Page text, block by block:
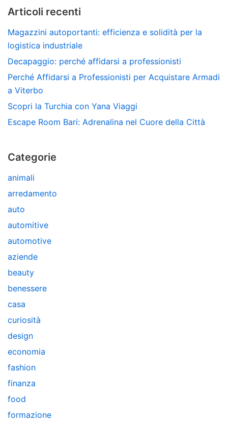
Articoli recenti
Magazzini autoportanti: efficienza e solidità per la
logistica industriale
Decapaggio: perché affidarsi a professionisti
Perché Affidarsi a Professionisti per Acquistare Armadi
a Viterbo
Scopri la Turchia con Yana Viaggi
Escape Room Bari: Adrenalina nel Cuore della Città
Categorie
animali
arredamento
auto
automitive
automotive
aziende
beauty
benessere
casa
curiosità
design
economia
fashion
finanza
food
formazione